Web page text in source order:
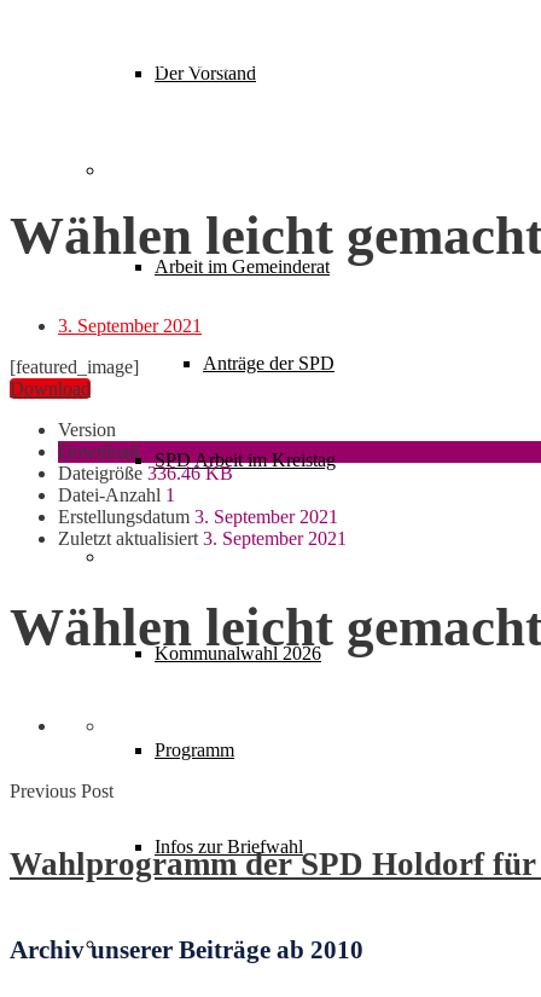
Der Vorstand
Arbeit im Gemeinderat
Anträge der SPD
SPD Arbeit im Kreistag
Kommunalwahl 2026
Programm
Infos zur Briefwahl
Aktuelles
Wählen leicht gemacht – ich bin dabei!
Wählen leicht
3. September 2021
[featured_image]
Download
Version
Download
Dateigröße 336.46 KB
Datei-Anzahl 1
Erstellungsdatum 3. September 2021
Zuletzt aktualisiert 3. September 2021
Wählen leicht
Previous Post
Wahlprogramm der SPD Holdorf
Archiv unserer Beiträge ab 2010